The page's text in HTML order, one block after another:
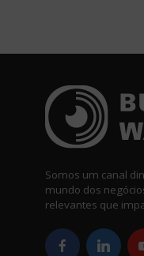
Somos um canal
mundo dos
relevantes que